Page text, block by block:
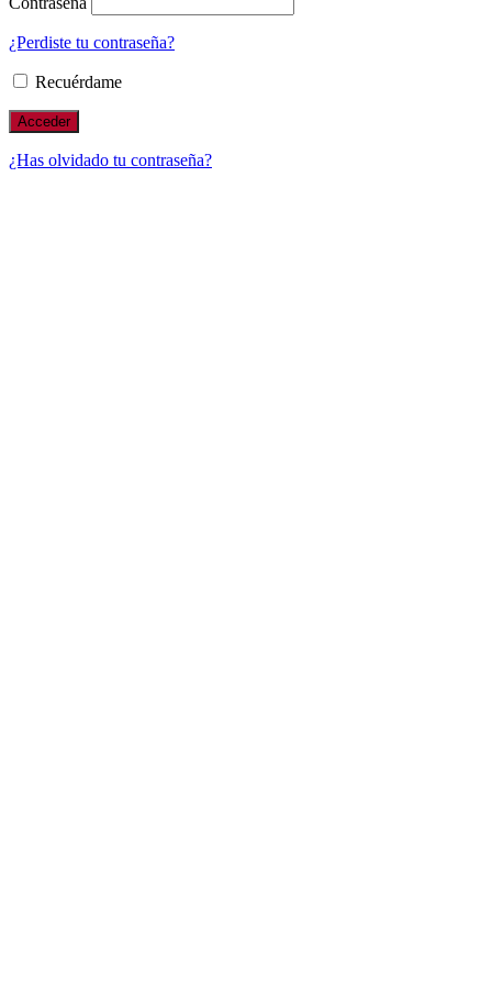
¿Perdiste tu contraseña?
Recuérdame
¿Has olvidado tu contraseña?